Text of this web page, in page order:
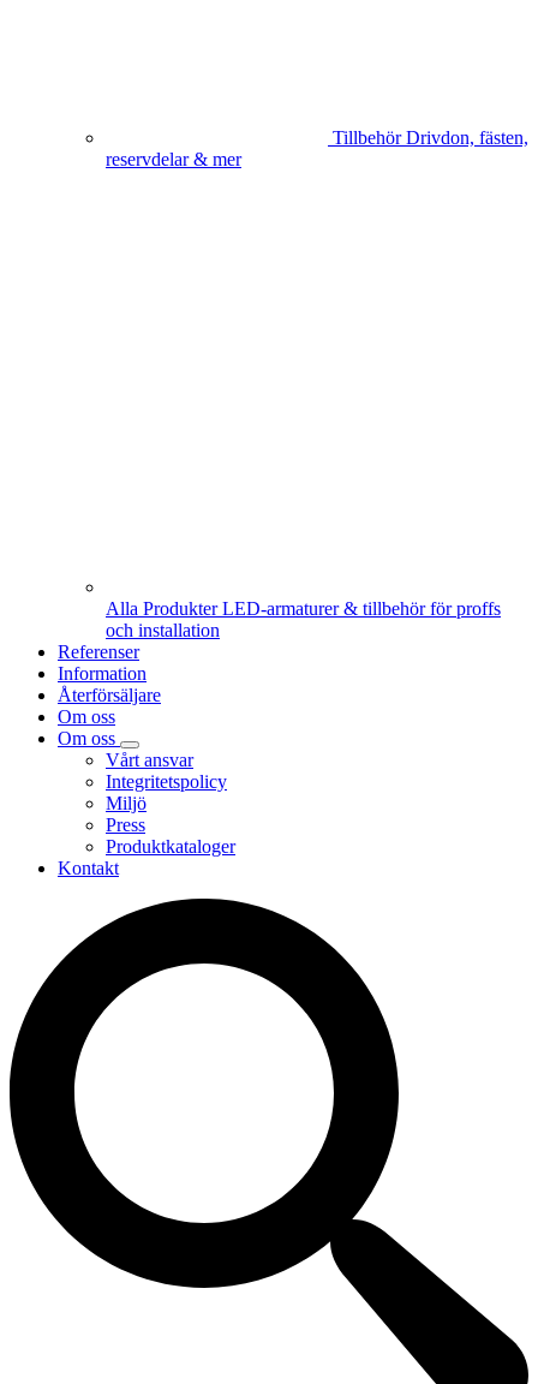
Tillbehör Drivdon, fästen,
reservdelar & mer
Alla Produkter LED-armaturer & tillbehör för proffs
och installation
Referenser
Information
Återförsäljare
Om oss
Om oss
Vårt ansvar
Integritetspolicy
Miljö
Press
Produktkataloger
Kontakt